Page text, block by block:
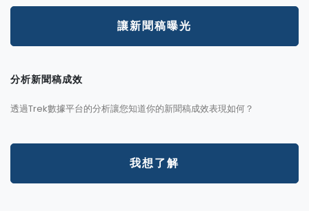
讓新聞稿曝光
分析新聞稿成效
透過Trek數據平台的分析讓您知道你的新聞稿成效表現如何？
我想了解